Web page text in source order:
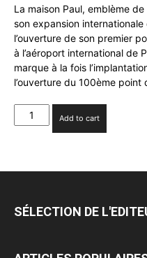
La maison Paul, emblème
son expansion
l’ouverture de son premier
à l’aéroport international de
marque à la fois
l’ouverture du 100ème
Paul
passe
des
en
Add to cart
SÉLECTION DE